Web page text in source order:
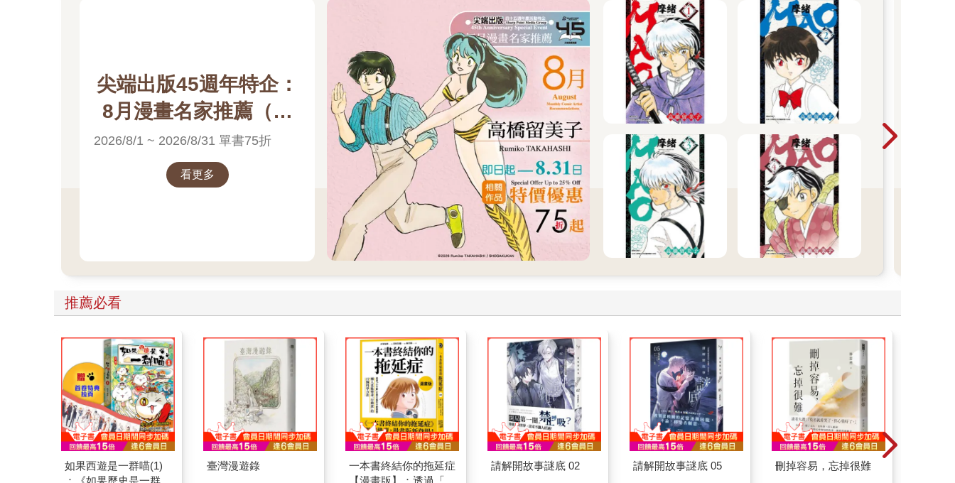
尖端出版45週年特企：
8月漫畫名家推薦（高
橋留美子）電子書展
2026/8/1 ~ 2026/8/31 單書75折
看更多
推薦必看
如果西遊是一群喵(1)
：《如果歷史是一群
臺灣漫遊錄
一本書終結你的拖延症
【漫畫版】：透過「小
請解開故事謎底 02 請解開故事謎底 05 刪掉容易，忘掉很難